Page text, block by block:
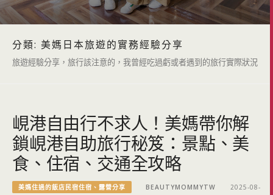
分類: 美媽日本旅遊的實務經驗分享
旅遊經驗分享，旅行該注意的，我曾經吃過虧或者遇到的旅行實際狀況
峴港自由行不求人！美媽帶你解
鎖峴港自助旅行秘笈：景點、美
食、住宿、交通全攻略
美媽住過的飯店民宿住宿、露營分享 BEAUTYMOMMYTW
2025-08-